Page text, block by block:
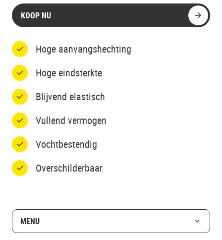
KOOP NU
Hoge aanvangshechting
Hoge eindsterkte
Blijvend elastisch
Vullend vermogen
Vochtbestendig
Overschilderbaar
MENU